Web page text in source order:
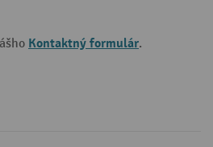
Kontaktný formulár.